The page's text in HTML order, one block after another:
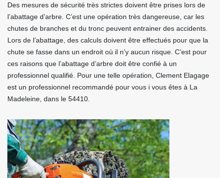
Des mesures de sécurité très strictes doivent être prises lors de
l’abattage d’arbre. C’est une opération très dangereuse, car les
chutes de branches et du tronc peuvent entrainer des accidents.
Lors de l’abattage, des calculs doivent être effectués pour que la
chute se fasse dans un endroit où il n’y aucun risque. C’est pour
ces raisons que l’abattage d’arbre doit être confié à un
professionnel qualifié. Pour une telle opération, Clement Elagage
est un professionnel recommandé pour vous i vous êtes à La
Madeleine, dans le 54410.